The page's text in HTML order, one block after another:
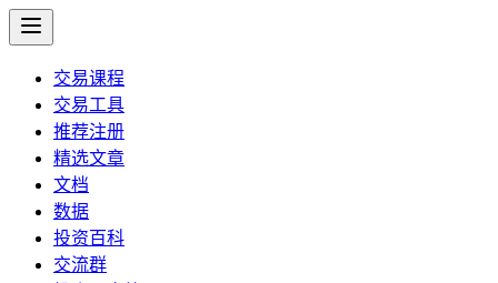
交易课程
交易工具
推荐注册
精选文章
文档
数据
投资百科
交流群